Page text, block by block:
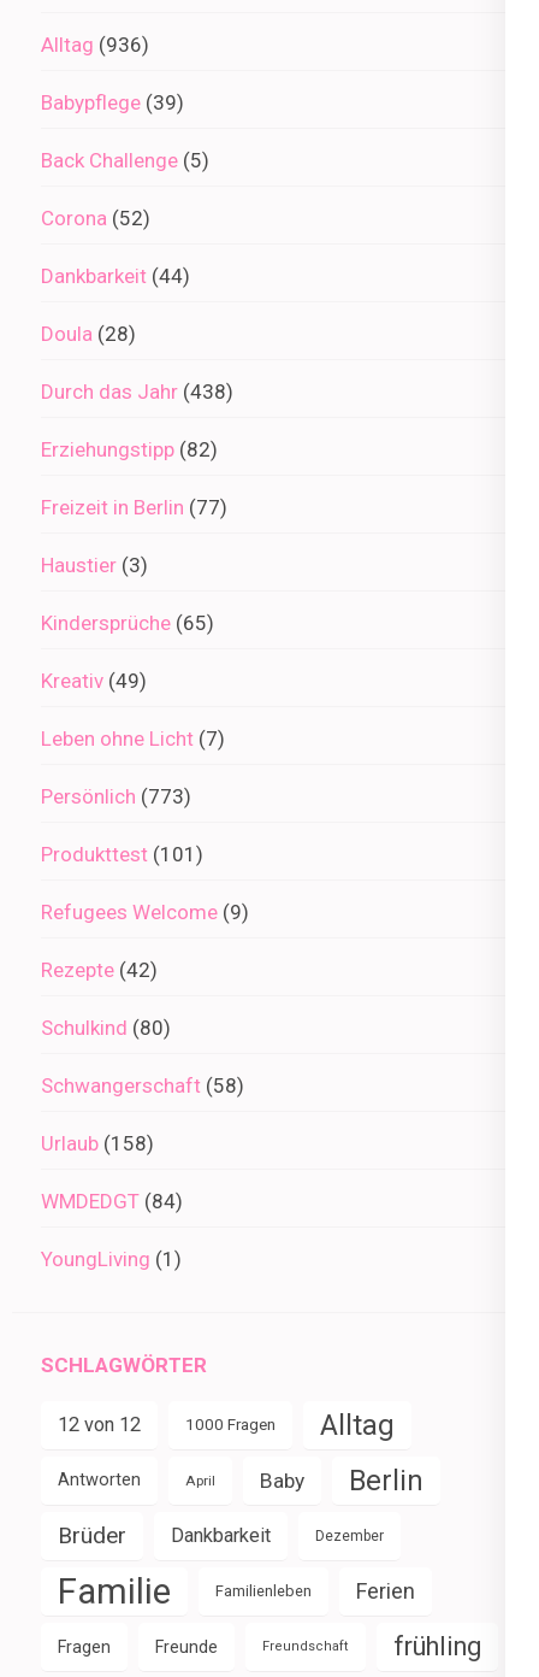
Alltag (936)
Babypflege (39)
Back Challenge (5)
Corona (52)
Dankbarkeit (44)
Doula (28)
Durch das Jahr (438)
Erziehungstipp (82)
Freizeit in Berlin (77)
Haustier (3)
Kindersprüche (65)
Kreativ (49)
Leben ohne Licht (7)
Persönlich (773)
Produkttest (101)
Refugees Welcome (9)
Rezepte (42)
Schulkind (80)
Schwangerschaft (58)
Urlaub (158)
WMDEDGT (84)
YoungLiving (1)
SCHLAGWÖRTER
12 von 12 1000 Fragen Alltag
Antworten April Baby Berlin
Brüder Dankbarkeit Dezember
Familie Familienleben Ferien
Fragen Freunde Freundschaft frühling